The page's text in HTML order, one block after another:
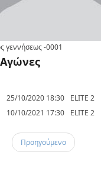
γεννήσεως-0001
Αγώνες
25/10/2020 18:30 ELITE 2
10/10/2021 17:30
ELITE 2
Προηγούμενο